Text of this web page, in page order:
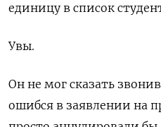
единицу в список
Увы.
Он не мог сказать
ошибся в заявлении на